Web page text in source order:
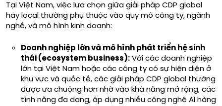
Tại Việt Nam, việc lựa chọn giữa giải pháp CDP global
hay local thường phụ thuộc vào quy mô công ty, ngành
nghề, và mô hình kinh doanh:
Doanh nghiệp lớn và mô hình phát triển hệ sinh
thái (ecosystem business):Với các doanh nghiệp
lớn tại Việt Nam hoặc các công ty có sự hiện diện ở
khu vực và quốc tế, các giải pháp CDP global thường
được ưa chuộng hơn nhờ vào khả năng mở rộng, các
tính năng đa dạng, áp dụng nhiều công nghệ AI hàng